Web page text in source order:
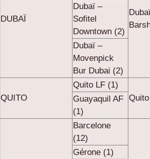
DUBAÏ
Dubaï –
Sofitel
Downtown (2)
Dubaï –
Movenpick
Bur Dubai (2)
QUITO
Quito LF (1)
Guayaquil AF
(1)
Barcelone
(12)
Gérone (1)